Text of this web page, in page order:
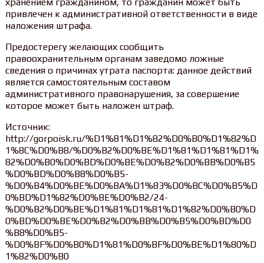
хранением гражданином, то гражданин может быть
привлечен к административной ответственности в виде
наложения штрафа.
Предостерегу желающих сообщить
правоохранительным органам заведомо ложные
сведения о причинах утрата паспорта: данное действий
является самостоятельным составом
административного правонарушения, за совершение
которое может быть наложен штраф.
Источник:
http://gorpoisk.ru/%D1%81%D1%82%D0%B0%D1%82%D
1%8C%D0%B8/%D0%B2%D0%BE%D1%81%D1%81%D1%
82%D0%B0%D0%BD%D0%BE%D0%B2%D0%BB%D0%B5
%D0%BD%D0%B8%D0%B5-
%D0%B4%D0%BE%D0%BA%D1%83%D0%BC%D0%B5%D
0%BD%D1%82%D0%BE%D0%B2/24-
%D0%B2%D0%BE%D1%81%D1%81%D1%82%D0%B0%D
0%BD%D0%BE%D0%B2%D0%BB%D0%B5%D0%BD%D0
%B8%D0%B5-
%D0%BF%D0%B0%D1%81%D0%BF%D0%BE%D1%80%D
1%82%D0%B0